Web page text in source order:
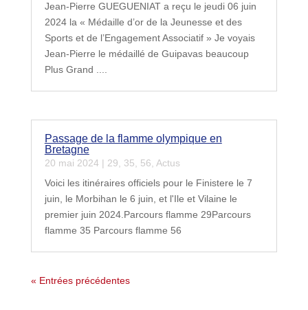
Jean-Pierre GUEGUENIAT a reçu le jeudi 06 juin
2024 la « Médaille d’or de la Jeunesse et des
Sports et de l’Engagement Associatif » Je voyais
Jean-Pierre le médaillé de Guipavas beaucoup
Plus Grand ....
Passage de la flamme olympique en
Bretagne
20 mai 2024 | 29, 35, 56, Actus
Voici les itinéraires officiels pour le Finistere le 7
juin, le Morbihan le 6 juin, et l'Ile et Vilaine le
premier juin 2024.Parcours flamme 29Parcours
flamme 35 Parcours flamme 56
« Entrées précédentes